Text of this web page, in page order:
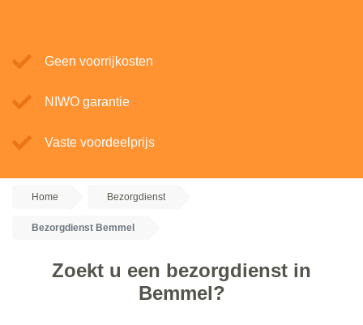
Geen voorrijkosten
NIWO garantie
Vaste voordeelprijs
Home Bezorgdienst
Bezorgdienst Bemmel
Zoekt u een bezorgdienst in
Bemmel?